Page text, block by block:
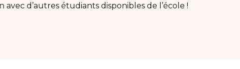
d’autres étudiants disponibles de l’école !